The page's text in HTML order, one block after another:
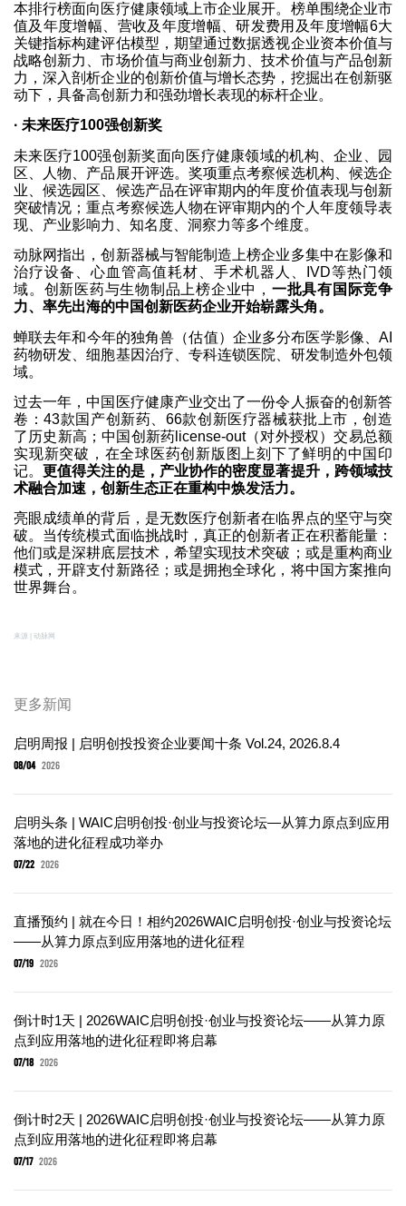
本排行榜面向医疗健康领域上市企业展开。榜单围绕企业市
值及年度增幅、营收及年度增幅、研发费用及年度增幅6大
关键指标构建评估模型，期望通过数据透视企业资本价值与
战略创新力、市场价值与商业创新力、技术价值与产品创新
力，深入剖析企业的创新价值与增长态势，挖掘出在创新驱
动下，具备高创新力和强劲增长表现的标杆企业。
· 未来医疗100强创新奖
未来医疗100强创新奖面向医疗健康领域的机构、企业、园
区、人物、产品展开评选。奖项重点考察候选机构、候选企
业、候选园区、候选产品在评审期内的年度价值表现与创新
突破情况；重点考察候选人物在评审期内的个人年度领导表
现、产业影响力、知名度、洞察力等多个维度。
动脉网指出，创新器械与智能制造上榜企业多集中在影像和
治疗设备、心血管高值耗材、手术机器人、IVD等热门领
域。创新医药与生物制品上榜企业中， 一批具有国际竞争
力、率先出海的中国创新医药企业开始崭露头角。
蝉联去年和今年的独角兽（估值）企业多分布医学影像、AI
药物研发、细胞基因治疗、专科连锁医院、研发制造外包领
域。
过去一年，中国医疗健康产业交出了一份令人振奋的创新答
卷：43款国产创新药、66款创新医疗器械获批上市，创造
了历史新高；中国创新药license-out（对外授权）交易总额
实现新突破，在全球医药创新版图上刻下了鲜明的中国印
记。更值得关注的是，产业协作的密度显著提升，跨领域技
术融合加速，创新生态正在重构中焕发活力。
亮眼成绩单的背后，是无数医疗创新者在临界点的坚守与突
破。当传统模式面临挑战时，真正的创新者正在积蓄能量：
他们或是深耕底层技术，希望实现技术突破；或是重构商业
模式，开辟支付新路径；或是拥抱全球化，将中国方案推向
世界舞台。
来源 | 动脉网
更多新闻
启明周报 | 启明创投投资企业要闻十条 Vol.24, 2026.8.4
08/04 2026
启明头条 | WAIC启明创投·创业与投资论坛—从算力原点到应用
落地的进化征程成功举办
07/22 2026
直播预约 | 就在今日！相约2026WAIC启明创投·创业与投资论坛
——从算力原点到应用落地的进化征程
07/19 2026
倒计时1天 | 2026WAIC启明创投·创业与投资论坛——从算力原
点到应用落地的进化征程即将启幕
07/18 2026
倒计时2天 | 2026WAIC启明创投·创业与投资论坛——从算力原
点到应用落地的进化征程即将启幕
07/17 2026